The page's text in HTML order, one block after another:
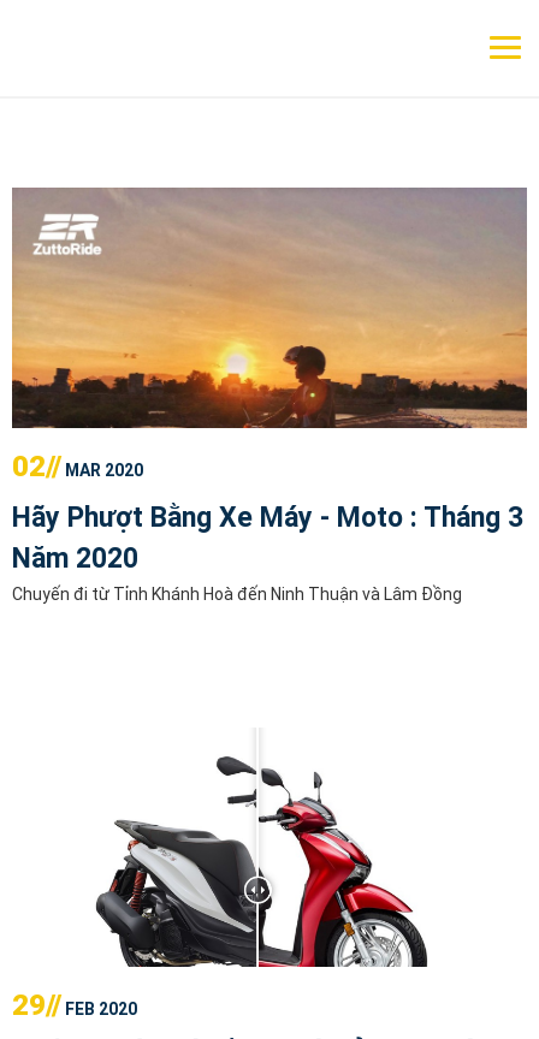
02// MAR 2020
Hãy Phượt Bằng Xe Máy - Moto : Tháng 3
Năm 2020
Chuyến đi từ Tỉnh Khánh Hoà đến Ninh Thuận và Lâm Đồng
29// FEB 2020